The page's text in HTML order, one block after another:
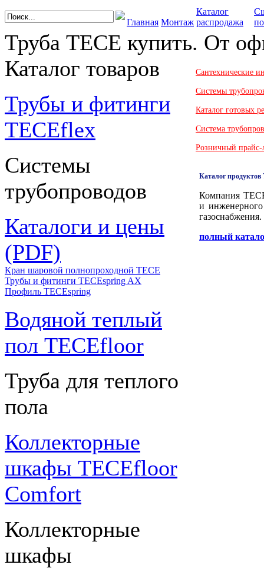
Главная Монтаж
Каталог
распродажа
Труба TECE купить. От
Каталог товаров
Трубы и фитинги
TECEflex
Системы
трубопроводов
Каталоги и цены
(PDF)
Кран шаровой полнопроходной ТЕСЕ
Трубы и фитинги TECEspring AX
Профиль TECEspring
Водяной теплый
пол TECEfloor
Труба для теплого
пола
Коллекторные
шкафы TECEfloor
Comfort
Коллекторные
шкафы
Сантехнические
Системы
Каталог готовых
Система
Розничный прайс-
Каталог продуктов
Компания
и инженерного
газоснабжения.
полный